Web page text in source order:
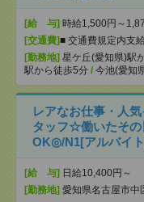
[給 与] 時給1,500円～
[交通費]■ 交通費規定内支
[勤務地] 星ケ丘(愛知県)駅
駅から徒歩5分 / 今池(愛知
レアなお仕事・人
タッフ☆働いたその
OK◎/N1[アルバイ
[給 与] 日給10,400円～
[勤務地] 愛知県名古屋市中